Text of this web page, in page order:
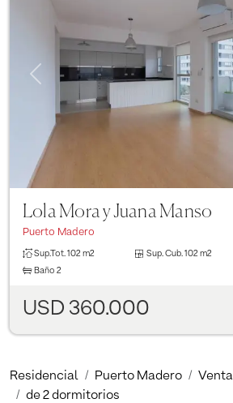
Previous
Lola Mora y Juana Manso
Puerto Madero
Sup.Tot. 102 m2 Sup. Cub. 102 m2
Baño 2
USD 360.000
Residencial Puerto Madero Venta
de 2 dormitorios